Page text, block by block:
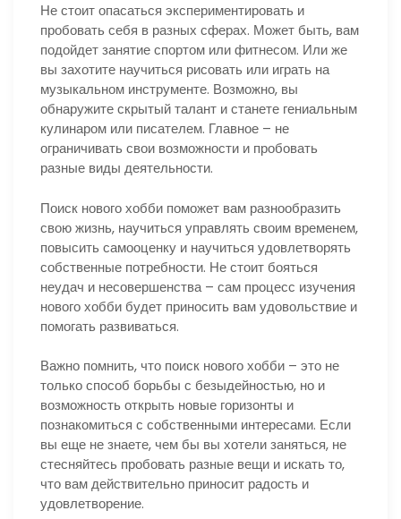
Не стоит опасаться экспериментировать и
пробовать себя в разных сферах. Может быть, вам
подойдет занятие спортом или фитнесом. Или же
вы захотите научиться рисовать или играть на
музыкальном инструменте. Возможно, вы
обнаружите скрытый талант и станете гениальным
кулинаром или писателем. Главное – не
ограничивать свои возможности и пробовать
разные виды деятельности.
Поиск нового хобби поможет вам разнообразить
свою жизнь, научиться управлять своим временем,
повысить самооценку и научиться удовлетворять
собственные потребности. Не стоит бояться
неудач и несовершенства – сам процесс изучения
нового хобби будет приносить вам удовольствие и
помогать развиваться.
Важно помнить, что поиск нового хобби – это не
только способ борьбы с безыдейностью, но и
возможность открыть новые горизонты и
познакомиться с собственными интересами. Если
вы еще не знаете, чем бы вы хотели заняться, не
стесняйтесь пробовать разные вещи и искать то,
что вам действительно приносит радость и
удовлетворение.